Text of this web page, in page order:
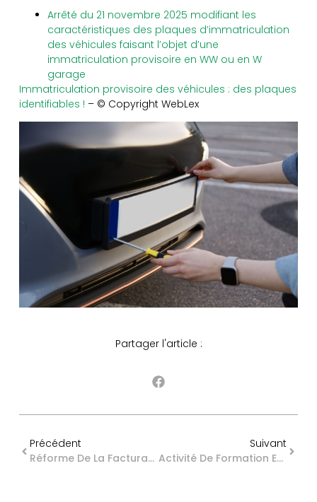
Arrêté du 21 novembre 2025 modifiant les
caractéristiques des plaques d’immatriculation
des véhicules faisant l’objet d’une
immatriculation provisoire en WW ou en W
garage
Immatriculation provisoire des véhicules : des plaques
identifiables ! – © Copyright WebLex
Partager l'article :
Précédent
Réforme De La Facturation Électronique : Même Pour Les Loueurs En Meublé ?
Suivant
Activité De Formation En Micro-Entreprise : Une Micro-Formalité ?